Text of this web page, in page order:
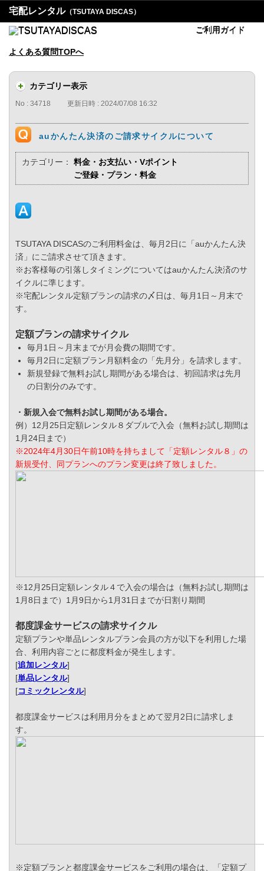
宅配レンタル（TSUTAYA DISCAS）
ご利用ガイド
よくある質問TOPへ
カテゴリー表示
No : 34718 更新日時 : 2024/07/08 16:32
auかんたん決済のご請求サイクルについて
カテゴリー：
料金・お支払い・Vポイント
ご登録・プラン・料金
TSUTAYA DISCASのご利用料金は、毎月2日に「auかんたん決
済」にご請求させて頂きます。
※お客様毎の引落しタイミングについてはauかんたん決済のサ
イクルに準じます。
※宅配レンタル定額プランの請求の〆日は、毎月1日～月末で
す。
定額プランの請求サイクル
毎月1日～月末までが月会費の期間です。
毎月2日に定額プラン月額料金の「先月分」を請求します。
新規登録で無料お試し期間がある場合は、初回請求は先月
の日割分のみです。
・新規入会で無料お試し期間がある場合。
例）12月25日定額レンタル８ダブルで入会（無料お試し期間は
1月24日まで）
※2024年4月30日午前10時を持ちまして「定額レンタル８」の
新規受付、同プランへのプラン変更は終了致しました。
※12月25日定額レンタル４で入会の場合は（無料お試し期間は
1月8日まで）1月9日から1月31日までが日割り期間
都度課金サービスの請求サイクル
定額プランや単品レンタルプラン会員の方が以下を利用した場
合、利用内容ごとに都度料金が発生します。
[追加レンタル]
[単品レンタル]
[コミックレンタル]
都度課金サービスは利用月分をまとめて翌月2日に請求しま
す。
※定額プランと都度課金サービスをご利用の場合は、「定額プ